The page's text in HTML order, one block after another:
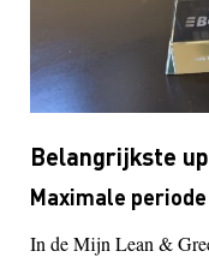
Belangrijkste
Maximale
In de Mijn Lean &